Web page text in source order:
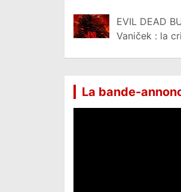
EVIL DEAD
Vaniček : la
La bande-